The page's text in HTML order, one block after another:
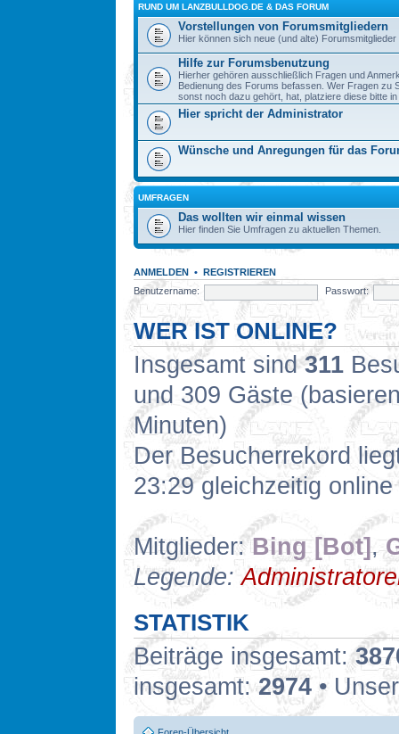
RUND UM LANZBULLDOG.DE & DAS FORUM
Vorstellungen von Forumsmitgliedern
Hier können sich neue (und alte)
Hilfe zur Forumsbenutzung
Hierher gehören ausschließlich Fragen und
Bedienung des Forums befassen. Wer Fragen zu
sonst noch dazu gehört, hat, platziere diese bitte
Hier spricht der Administrator
Wünsche und Anregungen für das
UMFRAGEN
Das wollten wir einmal wissen
Hier finden Sie Umfragen zu aktuellen Themen.
ANMELDEN • REGISTRIEREN
Benutzername:
Passwort:
WER IST ONLINE?
Insgesamt sind311
und 309 Gäste
Minuten)
Der Besucherrekord
23:29 gleichzeitig
Mitglieder:Bing [Bot],
Legende:
STATISTIK
Beiträge insgesamt:
insgesamt:2974 •